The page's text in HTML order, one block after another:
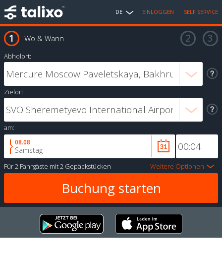
DE EINLOGGEN SELF SERVICE
Wo & Wann
Abholort:
Zielort:
am:
08.08
Samstag
Für2 Fahrgäste mit2 Gepäckstücken Weitere Optionen